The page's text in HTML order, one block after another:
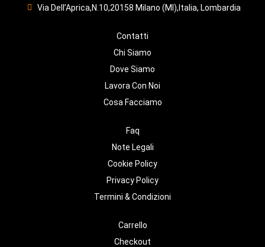
Via Dell’Aprica,N.10,20158 Milano (MI),Italia, Lombardia
Contatti
Chi Siamo
Dove Siamo
Lavora Con Noi
Cosa Facciamo
Faq
Note Legali
Cookie Policy
Privacy Policy
Termini & Condizioni
Carrello
Checkout